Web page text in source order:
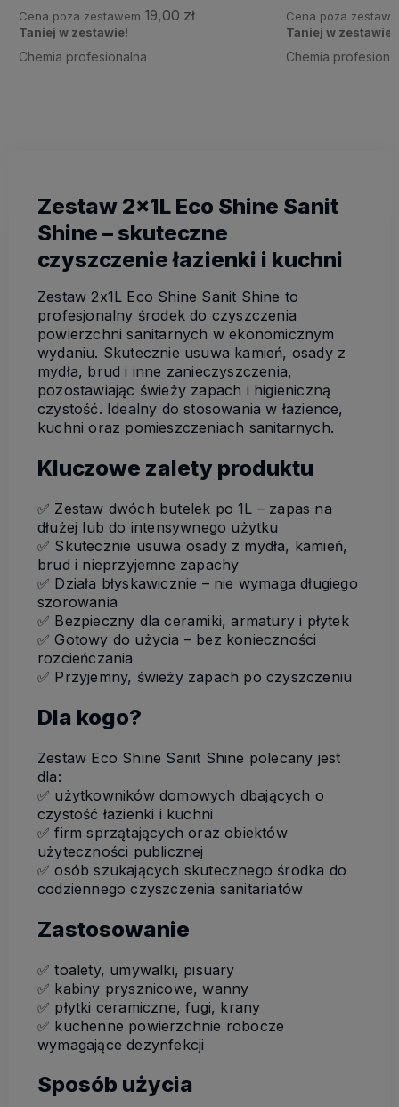
Cena poza zestawem 19,00 zł
Taniej w zestawie!
Chemia profesionalna
Cena poza
Taniej w zestawie!
Chemia
Zestaw 2x1L Eco Shine Sanit
Shine – skuteczne
czyszczenie łazienki i kuchni
Zestaw 2x1L Eco Shine Sanit Shine to
profesjonalny środek do czyszczenia
powierzchni sanitarnych w ekonomicznym
wydaniu. Skutecznie usuwa kamień, osady z
mydła, brud i inne zanieczyszczenia,
pozostawiając świeży zapach i higieniczną
czystość. Idealny do stosowania w łazience,
kuchni oraz pomieszczeniach sanitarnych.
Kluczowe zalety produktu
✅ Zestaw dwóch butelek po 1L – zapas na
dłużej lub do intensywnego użytku
✅ Skutecznie usuwa osady z mydła, kamień,
brud i nieprzyjemne zapachy
✅ Działa błyskawicznie – nie wymaga długiego
szorowania
✅ Bezpieczny dla ceramiki, armatury i płytek
✅ Gotowy do użycia – bez konieczności
rozcieńczania
✅ Przyjemny, świeży zapach po czyszczeniu
Dla kogo?
Zestaw Eco Shine Sanit Shine polecany jest
dla:
✅ użytkowników domowych dbających o
czystość łazienki i kuchni
✅ firm sprzątających oraz obiektów
użyteczności publicznej
✅ osób szukających skutecznego środka do
codziennego czyszczenia sanitariatów
Zastosowanie
✅ toalety, umywalki, pisuary
✅ kabiny prysznicowe, wanny
✅ płytki ceramiczne, fugi, krany
✅ kuchenne powierzchnie robocze
wymagające dezynfekcji
Sposób użycia